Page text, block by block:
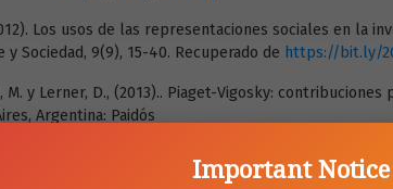
Los usos de las representaciones sociales en la
y Sociedad, 9(9), 15-40. Recuperado de https://bit.ly/
M. y Lerner, D., (2013).. Piaget-Vigosky: contribuciones
Argentina: Paidós
(2012) Desarrollo Cognitivo y Educación II.
Buenos Aires, Argentina: Paidós.Important Notice